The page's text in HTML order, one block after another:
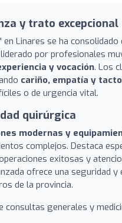
y trato excepcional
en Linares se ha
por profesionales
y vocación. Los
cariño, empatía y tacto
o de urgencia vital.
quirúrgica
modernas y
complejos. Destaca
exitosas y
ofrece una seguridad
de la provincia.
consultas generales y